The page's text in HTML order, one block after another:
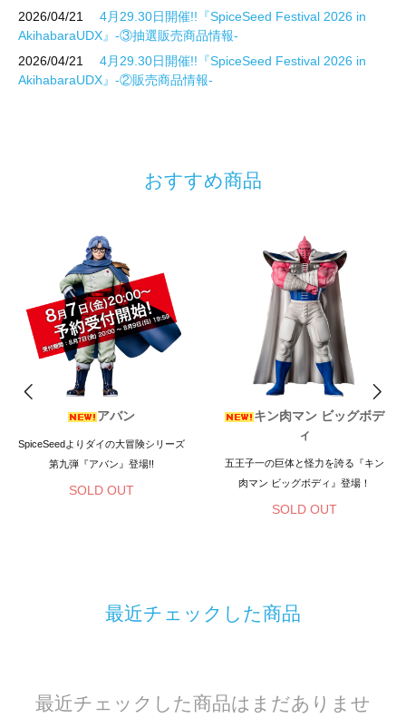
2026/04/21
4月29.30日開催!!『SpiceSeed Festival 2026 in
AkihabaraUDX』-③抽選販売商品情報-
2026/04/21
4月29.30日開催!!『SpiceSeed Festival 2026 in
AkihabaraUDX』-②販売商品情報-
おすすめ商品
アバン
SpiceSeedよりダイの大冒険シリーズ
第九弾『アバン』登場!!
SOLD OUT
キン肉マン ビッグボデ
ィ
五王子一の巨体と怪力を誇る『キン
肉マン ビッグボディ』登場！
SOLD OUT
最近チェックした商品
最近チェックした商品はまだありませ